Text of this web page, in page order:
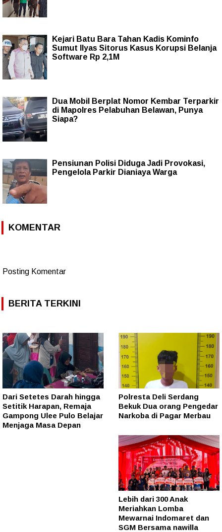
Kejari Batu Bara Tahan Kadis Kominfo
Sumut Ilyas Sitorus Kasus Korupsi Belanja
Software Rp 2,1M
Dua Mobil Berplat Nomor Kembar Terparkir
di Mapolres Pelabuhan Belawan, Punya
Siapa?
Pensiunan Polisi Diduga Jadi Provokasi,
Pengelola Parkir Dianiaya Warga
KOMENTAR
Posting Komentar
BERITA TERKINI
Dari Setetes Darah hingga
Setitik Harapan, Remaja
Gampong Ulee Pulo Belajar
Menjaga Masa Depan
Polresta Deli Serdang
Bekuk Dua orang Pengedar
Narkoba di Pagar Merbau
Lebih dari 300 Anak
Meriahkan Lomba
Mewarnai Indomaret dan
SGM Bersama nawilla